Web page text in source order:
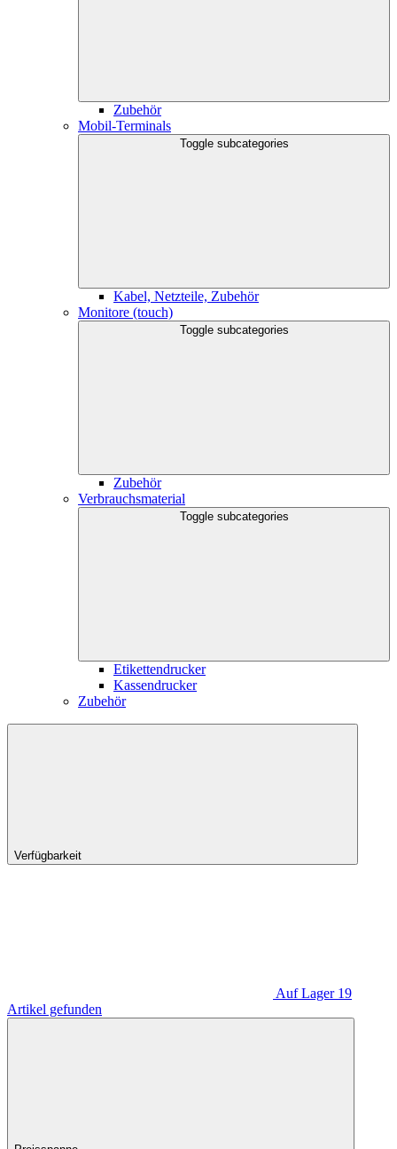
Zubehör
Mobil-Terminals
Toggle subcategories
Kabel, Netzteile, Zubehör
Monitore (touch)
Toggle subcategories
Zubehör
Verbrauchsmaterial
Toggle subcategories
Etikettendrucker
Kassendrucker
Zubehör
Verfügbarkeit
Auf Lager 19
Artikel gefunden